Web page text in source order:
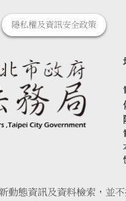
隱私權及資訊安全政策
動態資訊及資料檢索，並